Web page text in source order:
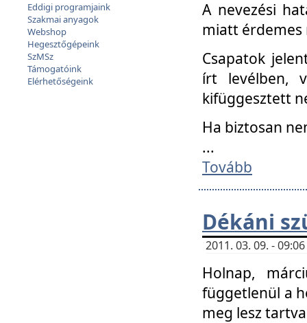
Eddigi programjaink
Szakmai anyagok
Webshop
Hegesztőgépeink
SzMSz
Támogatóink
Elérhetőségeink
A nevezési
miatt érdemes
Csapatok
írt levélben,
kifüggesztett
Ha biztosan
...
Tovább
Dékáni
2011. 03. 09. -
Holnap,
függetlenül a
meg lesz